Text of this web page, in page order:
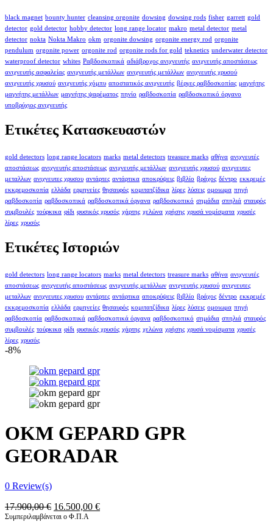
black magnet bounty hunter cleansing orgonite dowsing dowsing rods fisher garrett gold
detector gold detector hobby detector long range locator makro metal detector metal
detector nokta Nokta Makro okm orgonite dowsing orgonite energy rod orgonite
pendulum orgonite power orgonite rod orgonite rods for gold teknetics underwater detector
waterproof detector whites Ραβδοσκοπικά αδιάβροχος ανιχνευτής ανιχνευτής αποστάσεως
ανιχνευτής ασφαλείας ανιχνευτής μετάλλων ανιχνευτής μετάλλων ανιχνευτής χρυσού
ανιχνευτής χρυσού ανιχνευτής χόμπυ αποστατικός ανιχνευτής βέργες ραβδοσκοπίας μαγνήτης
μαγνήτης μετάλλων μαγνήτης ψαρέματος πηνίο ραβδοσκοπία ραβδοσκοπικό όργανο
υποβρύχιος ανιχνευτής
Ετικέτες Κατασκευαστών
gold detectors long range locators marks metal detectors treasure marks αθήνα ανιχνευτές
αποστάσεως ανιχνευτής αποστάσεως ανιχνευτής μετάλλων ανιχνευτής χρυσού ανιχνευτες
μεταλλων ανιχνευτες χρυσου αντάρτες αντάρτικα αποκρύψεις βιβλίο βράχος δέντρο εκκρεμές
εκκρεμοσκοπία ελλάδα ερμηνείες θησαυρός κομιτατζίδικα λίρες λύσεις ομοιωμα πηγή
ραβδοσκοπία ραβδοσκοπικά ραβδοσκοπικά όργανα ραβδοσκοπικό σημάδια σπηλιά σταυρός
συμβουλές τούρκικα φίδι φυσικός χρυσός χάρτης χελώνα χρήσης χρυσά νομίσματα χρυσές
λίρες χρυσός
Ετικέτες Ιστοριών
gold detectors long range locators marks metal detectors treasure marks αθήνα ανιχνευτές
αποστάσεως ανιχνευτής αποστάσεως ανιχνευτής μετάλλων ανιχνευτής χρυσού ανιχνευτες
μεταλλων ανιχνευτες χρυσου αντάρτες αντάρτικα αποκρύψεις βιβλίο βράχος δέντρο εκκρεμές
εκκρεμοσκοπία ελλάδα ερμηνείες θησαυρός κομιτατζίδικα λίρες λύσεις ομοιωμα πηγή
ραβδοσκοπία ραβδοσκοπικά ραβδοσκοπικά όργανα ραβδοσκοπικό σημάδια σπηλιά σταυρός
συμβουλές τούρκικα φίδι φυσικός χρυσός χάρτης χελώνα χρήσης χρυσά νομίσματα χρυσές
λίρες χρυσός
-8%
OKM GEPARD GPR
GEORADAR
0 Review(s)
17.900,00€ Original
price
16.500,00 €Η
Συμπεριλαμβάνεται ο Φ.Π.Α